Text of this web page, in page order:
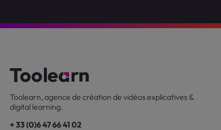
Toolearn, agence de création de vidéos explicatives &
digital learning.
+ 33 (0)6 47 66 41 02